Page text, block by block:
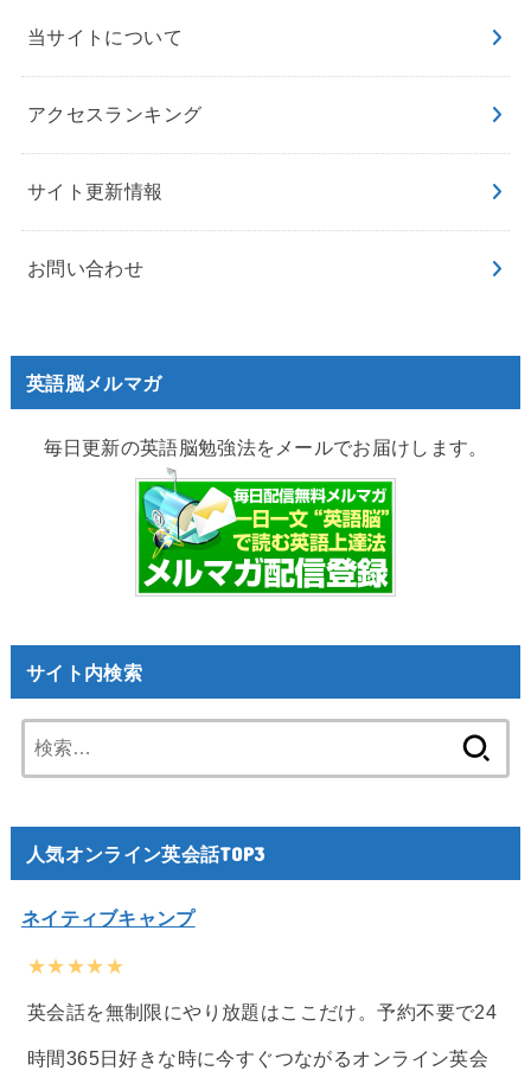
当サイトについて
アクセスランキング
サイト更新情報
お問い合わせ
英語脳メルマガ
毎日更新の英語脳勉強法をメールでお届けします。
サイト内検索
索:
人気オンライン英会話TOP3
ネイティブキャンプ
★★★★★
英会話を無制限にやり放題はここだけ。予約不要で24
時間365日好きな時に今すぐつながるオンライン英会